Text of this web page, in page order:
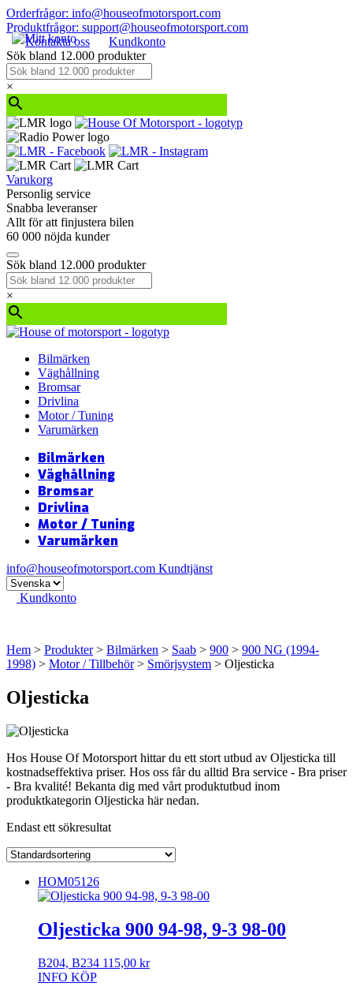
Orderfrågor: info@houseofmotorsport.com
Produktfrågor: support@houseofmotorsport.com
Kontakta oss
Kundkonto
Sök bland 12.000 produkter
×
Varukorg
Personlig service
Snabba leveranser
Allt för att finjustera bilen
60 000 nöjda kunder
Sök bland 12.000 produkter
×
Bilmärken
Väghållning
Bromsar
Drivlina
Motor / Tuning
Varumärken
Bilmärken
Väghållning
Bromsar
Drivlina
Motor / Tuning
Varumärken
info@houseofmotorsport.com Kundtjänst
Kundkonto
Hem > Produkter> Bilmärken > Saab > 900 > 900 NG (1994-
1998) > Motor / Tillbehör> Smörjsystem > Oljesticka
Oljesticka
Hos House Of Motorsport hittar du ett stort utbud av Oljesticka till
kostnadseffektiva priser. Hos oss får du alltid Bra service - Bra priser
- Bra kvalité! Bekanta dig med vårt produktutbud inom
produktkategorin Oljesticka här nedan.
Endast ett sökresultat
HOM05126
Oljesticka 900 94-98, 9-3 98-00
B204, B234 115,00 kr
INFO KÖP